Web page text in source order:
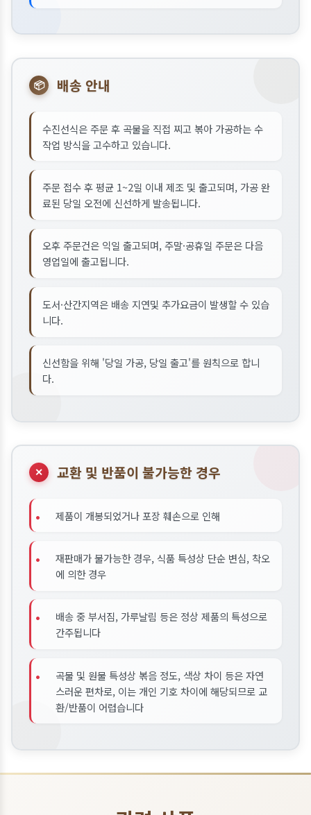
📦 배송 안내
수진선식은 주문 후 곡물을 직접 찌고 볶아 가공하는 수
작업 방식을 고수하고 있습니다.
주문 접수 후 평균 1~2일 이내 제조 및 출고되며, 가공 완
료된 당일 오전에 신선하게 발송됩니다.
오후 주문건은 익일 출고되며, 주말·공휴일 주문은 다음
영업일에 출고됩니다.
도서·산간지역은 배송 지연및 추가요금이 발생할 수 있습
니다.
신선함을 위해 '당일 가공, 당일 출고'를 원칙으로 합니
다.
✕ 교환 및 반품이 불가능한 경우
• 제품이 개봉되었거나 포장 훼손으로 인해
•
재판매가 불가능한 경우, 식품 특성상 단순 변심, 착오
에 의한 경우
•
배송 중 부서짐, 가루날림 등은 정상 제품의 특성으로
간주됩니다
•
곡물 및 원물 특성상 볶음 정도, 색상 차이 등은 자연
스러운 편차로, 이는 개인 기호 차이에 해당되므로 교
환/반품이 어렵습니다